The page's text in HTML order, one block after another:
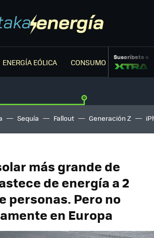
ENERGÍA EÓLICA CONSUMO ENERGÉTICO
Suscríbete a
Sequía Fallout Generación Z
más grande de
de energía a 2
personas. Pero no
en Europa